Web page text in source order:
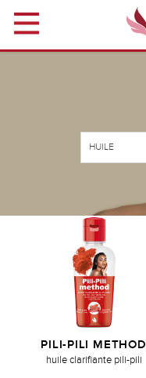
HUILE
PILI-PILI METHOD
huile clarifiante pili-pili